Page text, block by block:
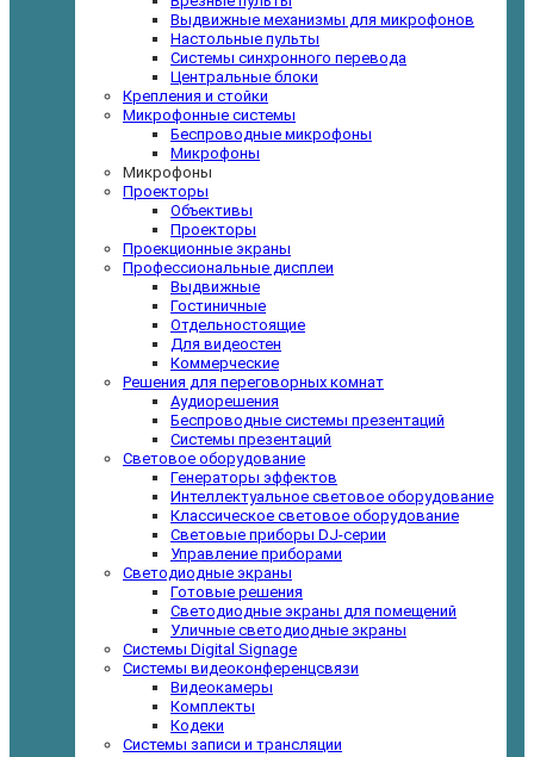
Выдвижные механизмы для микрофонов
Настольные пульты
Системы синхронного перевода
Центральные блоки
Крепления и стойки
Микрофонные системы
Беспроводные микрофоны
Микрофоны
Микрофоны
Проекторы
Объективы
Проекторы
Проекционные экраны
Профессиональные дисплеи
Выдвижные
Гостиничные
Отдельностоящие
Для видеостен
Коммерческие
Решения для переговорных комнат
Аудиорешения
Беспроводные системы презентаций
Системы презентаций
Световое оборудование
Генераторы эффектов
Интеллектуальное световое оборудование
Классическое световое оборудование
Световые приборы DJ-серии
Управление приборами
Светодиодные экраны
Готовые решения
Светодиодные экраны для помещений
Уличные светодиодные экраны
Системы Digital Signage
Системы видеоконференцсвязи
Видеокамеры
Комплекты
Кодеки
Системы записи и трансляции